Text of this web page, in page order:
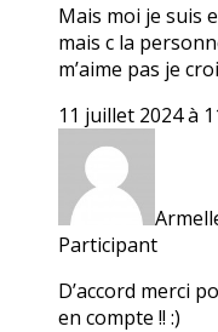
Mais moi je suis
mais c la
m’aime pas je
11 juillet 2024 à
Participant
D’accord merci
en compte !! :)